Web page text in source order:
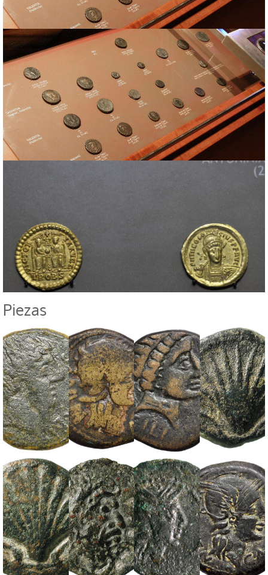
Excavaciones
Yacimientos
Restauración
Vitrina 151
piezas
Saitabi. Unidad.
Siglo I a.C.
Arse-Saguntum.
As. 130-72 a.C.
Kili. Unidad. Siglo
I a.C.
Arse-Saguntum.
Cuarto. 72-30 a.C.